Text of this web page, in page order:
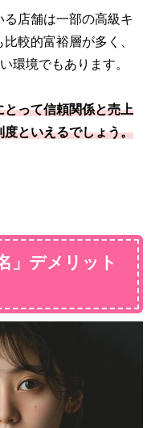
店舗は一部の高級キ
較的富裕層が多く、
環境でもあります。
って信頼関係と売上
といえるでしょう。
」デメリット